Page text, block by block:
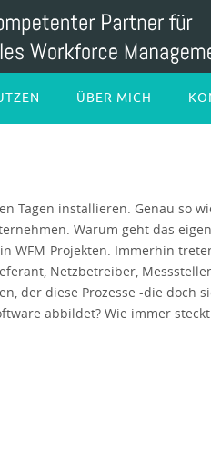
ÜBER MICH
Tagen installieren. Genau so
Warum geht das
WFM-Projekten. Immerhin
Netzbetreiber,
der diese Prozesse -die doch
abbildet? Wie immer